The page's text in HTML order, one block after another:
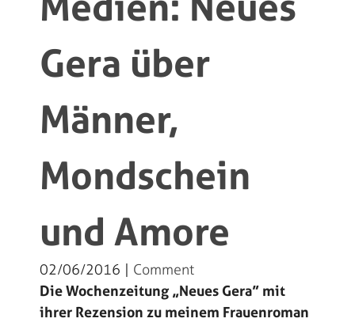
Gera über
Männer,
Mondschein
und Amore
02/06/2016 | Comment
Die Wochenzeitung „Neues Gera” mit
ihrer Rezension zu meinem Frauenroman